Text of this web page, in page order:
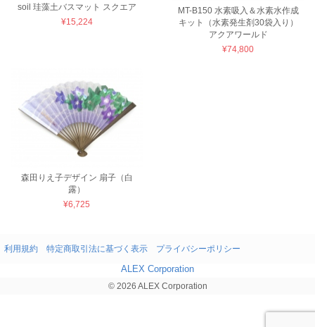
soil 珪藻土バスマット スクエア
¥15,224
MT-B150 水素吸入＆水素水作成
キット（水素発生剤30袋入り）
アクアワールド
¥74,800
森田りえ子デザイン 扇子（白
露）
¥6,725
利用規約 特定商取引法に基づく表示 プライバシーポリシー
ALEX Corporation
© 2026 ALEX Corporation